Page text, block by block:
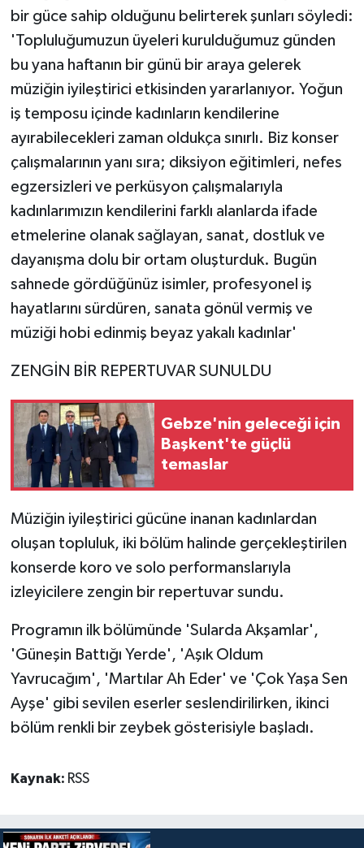
bir güce sahip olduğunu belirterek şunları söyledi:
'Topluluğumuzun üyeleri kurulduğumuz günden
bu yana haftanın bir günü bir araya gelerek
müziğin iyileştirici etkisinden yararlanıyor. Yoğun
iş temposu içinde kadınların kendilerine
ayırabilecekleri zaman oldukça sınırlı. Biz konser
çalışmalarının yanı sıra; diksiyon eğitimleri, nefes
egzersizleri ve perküsyon çalışmalarıyla
kadınlarımızın kendilerini farklı alanlarda ifade
etmelerine olanak sağlayan, sanat, dostluk ve
dayanışma dolu bir ortam oluşturduk. Bugün
sahnede gördüğünüz isimler, profesyonel iş
hayatlarını sürdüren, sanata gönül vermiş ve
müziği hobi edinmiş beyaz yakalı kadınlar'
ZENGİN BİR REPERTUVAR SUNULDU
Gebze'nin geleceği için
Başkent'te güçlü
temaslar
Müziğin iyileştirici gücüne inanan kadınlardan
oluşan topluluk, iki bölüm halinde gerçekleştirilen
konserde koro ve solo performanslarıyla
izleyicilere zengin bir repertuvar sundu.
Programın ilk bölümünde 'Sularda Akşamlar',
'Güneşin Battığı Yerde', 'Aşık Oldum
Yavrucağım', 'Martılar Ah Eder' ve 'Çok Yaşa Sen
Ayşe' gibi sevilen eserler seslendirilirken, ikinci
bölüm renkli bir zeybek gösterisiyle başladı.
Kaynak: RSS